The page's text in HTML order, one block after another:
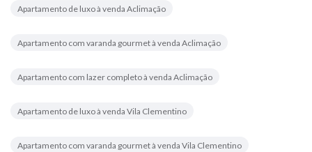
Apartamento de luxo à venda Aclimação
Apartamento com varanda gourmet à venda Aclimação
Apartamento com lazer completo à venda Aclimação
Apartamento de luxo à venda Vila Clementino
Apartamento com varanda gourmet à venda Vila Clementino